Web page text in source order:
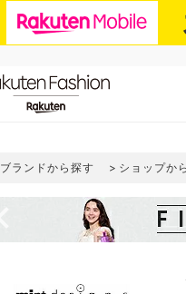
ブランドから探す ショップか